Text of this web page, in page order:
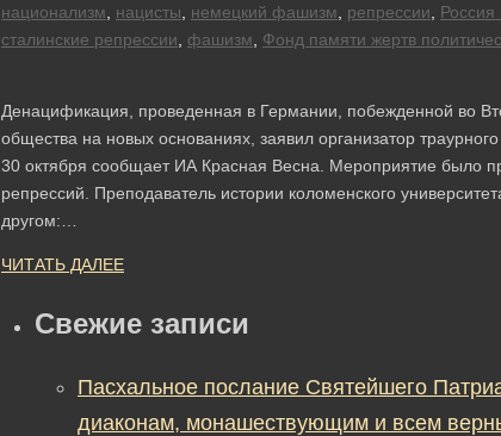
национализм
нацисты немецкий фашизм репрессии Россия
сталинские репрессии
фашизм Фонд памяти жертв
Денацификация, проведенная в Германии, побежденной во
общества на новых основаниях, заявил организатор
30 октября сообщает ИА Красная Весна. Мероприятие было
репрессий. Преподаватель истории коломенского
другом:…
ЧИТАТЬ ДАЛЕЕ
Свежие записи
Пасхальное послание Святейшего
диаконам, монашествующим и всем